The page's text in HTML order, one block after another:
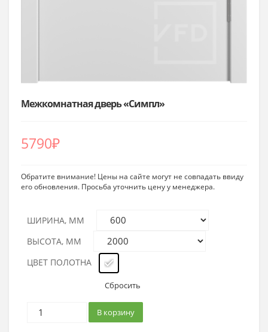
Межкомнатная дверь «Симпл»
5790₽
Обратите внимание! Цены на сайте могут не совпадать ввиду
его обновления. Просьба уточнить цену у менеджера.
ШИРИНА, ММ
ВЫСОТА, ММ
ЦВЕТ ПОЛОТНА
Сбросить
В корзину